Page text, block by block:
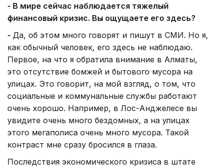
- В мире сейчас наблюдается тяжелый
финансовый кризис. Вы ощущаете его здесь?
- Да, об этом много говорят и пишут в СМИ. Но я,
как обычный человек, его здесь не наблюдаю.
Первое, на что я обратила внимание в Алматы,
это отсутствие бомжей и бытового мусора на
улицах. Это говорит, на мой взгляд, о том, что
социальные и коммунальные службы работают
очень хорошо. Например, в Лос-Анджелесе вы
увидите очень много бездомных, а на улицах
этого мегаполиса очень много мусора. Такой
контраст мне сразу бросился в глаза.
Последствия экономического кризиса в штате